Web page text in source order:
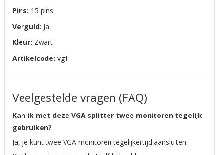
Pins: 15 pins
Verguld: Ja
Kleur: Zwart
Artikelcode: vg1
Veelgestelde vragen (FAQ)
Kan ik met deze VGA splitter twee monitoren tegelijk
gebruiken?
Ja, je kunt twee VGA monitoren tegelijkertijd aansluiten.